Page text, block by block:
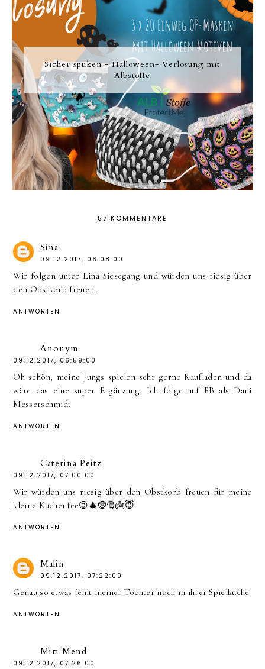
Sicher spuken - Halloween- Verlosung mit
Albstoffe
57 KOMMENTARE
Sina
09.12.2017, 06:08:00
Wir folgen unter Lina Siesegang und würden uns riesig über
den Obstkorb freuen.
ANTWORTEN
Anonym
09.12.2017, 06:59:00
Oh schön, meine Jungs spielen sehr gerne Kaufladen und da
wäre das eine super Ergänzung. Ich folge auf FB als Dani
Messerschmidt
ANTWORTEN
Caterina Peitz
09.12.2017, 07:00:00
Wir würden uns riesig über den Obstkorb freuen für meine
kleine Küchenfee😉🎄🤶🎅👼😇
ANTWORTEN
Malin
09.12.2017, 07:22:00
Genau so etwas fehlt meiner Tochter noch in ihrer Spielküche
ANTWORTEN
Miri Mend
09.12.2017, 07:26:00